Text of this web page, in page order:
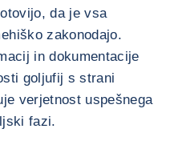
da je vsa
zakonodajo.
in dokumentacije
goljufij s strani
verjetnost uspešnega
fazi.